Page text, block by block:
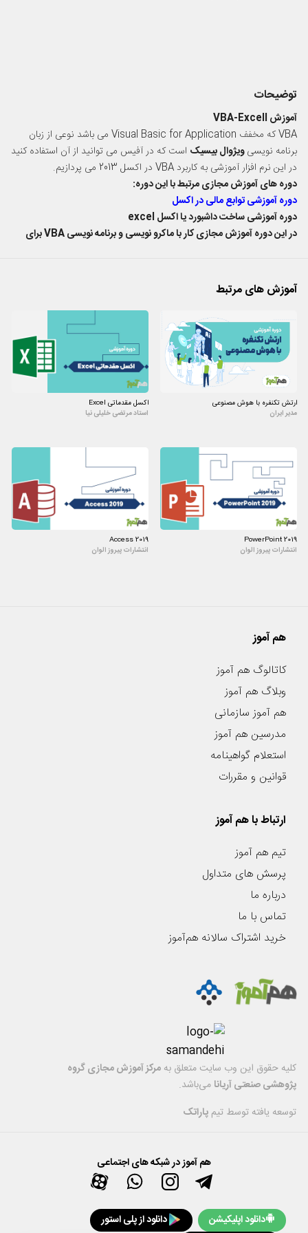
توضیحات
آموزش VBA-Excell
VBA که مخفف Visual Basic for Application می باشد نوعی از زبان
برنامه نویسیویژوال بیسیک است که در آفیس می توانید از آن استفاده کنید
در این نرم افزار آموزشی به کاربرد VBA در اکسل 2013 می پردازیم.
دوره های آموزش مجازی مرتبط با این دوره:
دوره آموزشی توابع مالی در اکسل
دوره آموزشی ساخت داشبورد یا اکسل excel
در این دوره آموزش مجازی کار با ماکرو نویسی و برنامه نویسی VBA برای
چطور وارد فضای برنامه نویسی
چگونه در اکسل بتوانیم
کدها همچون
اطلاعیه دادن به کاربر در صورت خطا
کار با توابعfunction و ماژولmodule
آموزش های مرتبط
ارتش تکنفره با هوش مصنوعی
مدیر ایران
اکسل مقدماتی Excel
استاد مرتضی خلیلی نیا
PowerPoint 2019
انتشارات پیروز الوان
Access 2019
انتشارات پیروز الوان
هم آموز
کاتالوگ هم آموز
وبلاگ هم آموز
هم آموز سازمانی
مدرسین هم آموز
استعلام گواهینامه
قوانین و مقررات
ارتباط با هم آموز
تیم هم آموز
پرسش های متداول
درباره ما
تماس با ما
خرید اشتراک سالانه هم‌آموز
کليه حقوق اين وب سایت متعلق به مرکز آموزش مجازی گروه
پژوهشی صنعتی آریانا می‌باشد.
توسعه یافته توسط تیم پاراتک
هم آموز در شبکه های اجتماعی
دانلود اپلیکیشن دانلود از پلی استور